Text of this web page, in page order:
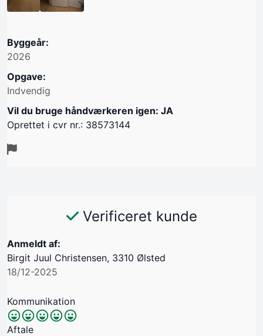
Byggeår:
2026
Opgave:
Indvendig
Vil du bruge håndværkeren igen: JA
Oprettet i cvr nr.: 38573144
Verificeret kunde
Anmeldt af:
Birgit Juul Christensen, 3310 Ølsted
18/12-2025
Kommunikation
Aftale